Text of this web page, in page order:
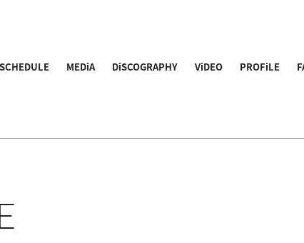
SCHEDULE MEDiA DiSCOGRAPHY ViDEO PROFiLE